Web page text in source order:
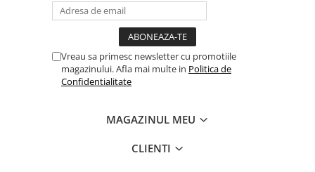
Vreau sa primesc newsletter cu promotiile
magazinului. Afla mai multe in Politica de
Confidentialitate
MAGAZINUL MEU
CLIENTI